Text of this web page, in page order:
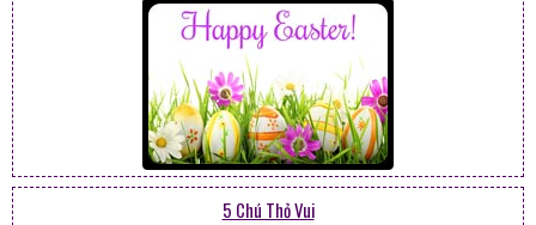
5 Chú Thỏ Vui